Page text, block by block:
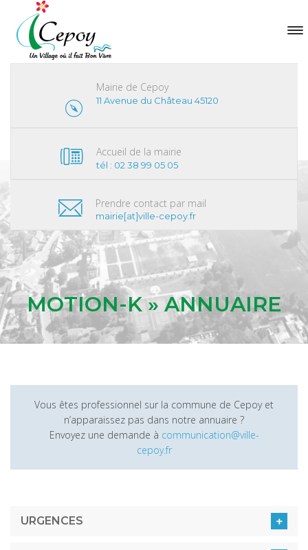
MOTION-K » ANNUAIRE
Mairie de Cepoy
11 Avenue du Château 45120
Accueil de la mairie
tél : 02 38 99 05 05
Prendre contact par mail
mairie[at]ville-cepoy.fr
Vous êtes professionnel sur la commune de Cepoy et
n’apparaissez pas dans notre annuaire ?
Envoyez une demande à communication@ville-
cepoy.fr
URGENCES